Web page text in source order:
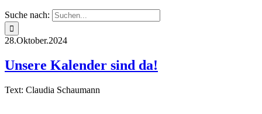
Suche nach:
28.Oktober.2024
Unsere Kalender sind da!
Text: Claudia Schaumann